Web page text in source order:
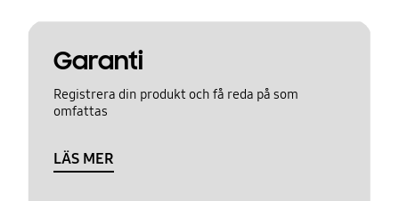
Garanti
Registrera din produkt och få reda på som
omfattas
LÄS MER